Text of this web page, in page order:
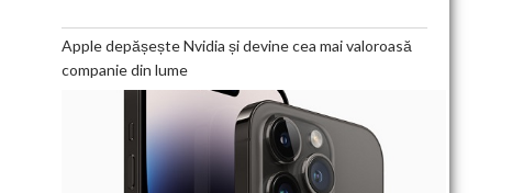
Apple depășește Nvidia și devine cea mai valoroasă
companie din lume